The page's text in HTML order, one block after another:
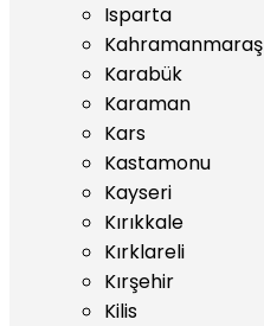
Isparta
Kahramanmaraş
Karabük
Karaman
Kars
Kastamonu
Kayseri
Kırıkkale
Kırklareli
Kırşehir
Kilis